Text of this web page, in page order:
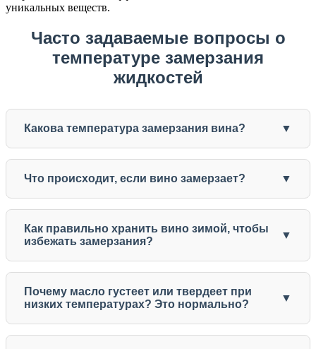
уникальных веществ.
Часто задаваемые вопросы о
температуре замерзания
жидкостей
Какова температура замерзания вина?
Что происходит, если вино замерзает?
Как правильно хранить вино зимой, чтобы
избежать замерзания?
Почему масло густеет или твердеет при
низких температурах? Это нормально?